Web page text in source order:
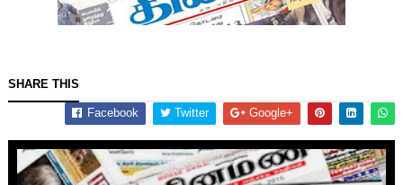
SHARE THIS
Facebook Twitter Google+